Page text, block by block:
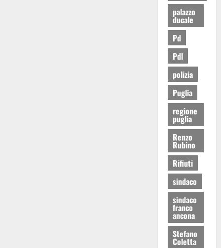
palazzo
ducale
Pd
Pdl
polizia
Puglia
regione
puglia
Renzo
Rubino
Rifiuti
sindaco
sindaco
franco
ancona
Stefano
Coletta